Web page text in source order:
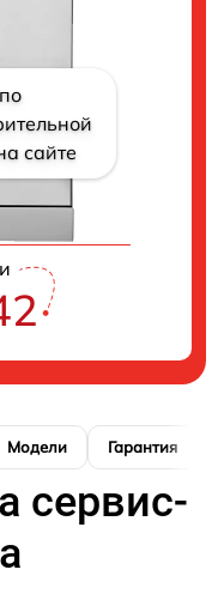
сайте
Модели Гарантия
сервис-